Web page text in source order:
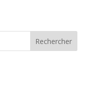
Rechercher